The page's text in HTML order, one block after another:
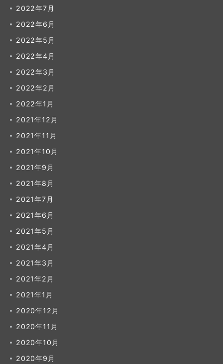
2022年7月
2022年6月
2022年5月
2022年4月
2022年3月
2022年2月
2022年1月
2021年12月
2021年11月
2021年10月
2021年9月
2021年8月
2021年7月
2021年6月
2021年5月
2021年4月
2021年3月
2021年2月
2021年1月
2020年12月
2020年11月
2020年10月
2020年9月